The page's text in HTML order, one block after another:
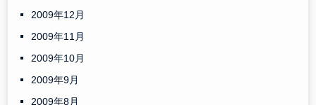
2009年12月
2009年11月
2009年10月
2009年9月
2009年8月